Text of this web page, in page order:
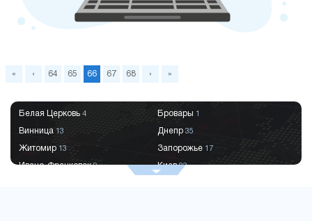
« ‹ 64 65 66 67 68 › »
Белая Церковь 4 Бровары 1
Винница 13 Днепр 35
Житомир 13 Запорожье 17
Ивано-Франковск9 Киев83